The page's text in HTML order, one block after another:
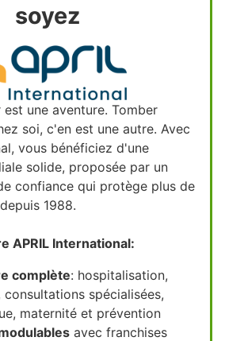
soyez
une aventure. Tomber
soi, c'en est une autre. Avec
vous bénéficiez d'une
solide, proposée par un
confiance qui protège plus de
1988.
APRIL International:
complète: hospitalisation,
consultations spécialisées,
maternité et prévention
avec franchises